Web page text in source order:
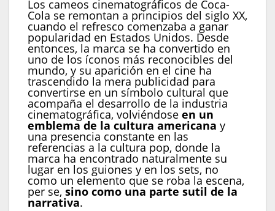
Los cameos cinematográficos de Coca-
Cola se remontan a principios del siglo XX,
cuando el refresco comenzaba a ganar
popularidad en Estados Unidos. Desde
entonces, la marca se ha convertido en
uno de los íconos más reconocibles del
mundo, y su aparición en el cine ha
trascendido la mera publicidad para
convertirse en un símbolo cultural que
acompaña el desarrollo de la industria
cinematográfica, volviéndose en un
emblema de la cultura americana y
una presencia constante en las
referencias a la cultura pop, donde la
marca ha encontrado naturalmente su
lugar en los guiones y en los sets, no
como un elemento que se roba la escena,
per se, sino como una parte sutil de la
narrativa.